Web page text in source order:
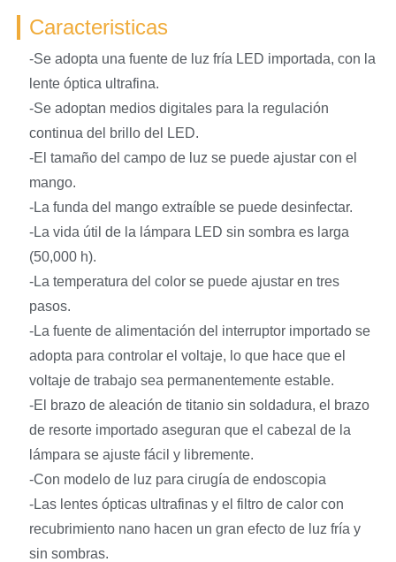
Caracteristicas
-Se adopta una fuente de luz fría LED importada, con la
lente óptica ultrafina.
-Se adoptan medios digitales para la regulación
continua del brillo del LED.
-El tamaño del campo de luz se puede ajustar con el
mango.
-La funda del mango extraíble se puede desinfectar.
-La vida útil de la lámpara LED sin sombra es larga
(50,000 h).
-La temperatura del color se puede ajustar en tres
pasos.
-La fuente de alimentación del interruptor importado se
adopta para controlar el voltaje, lo que hace que el
voltaje de trabajo sea permanentemente estable.
-El brazo de aleación de titanio sin soldadura, el brazo
de resorte importado aseguran que el cabezal de la
lámpara se ajuste fácil y libremente.
-Con modelo de luz para cirugía de endoscopia
-Las lentes ópticas ultrafinas y el filtro de calor con
recubrimiento nano hacen un gran efecto de luz fría y
sin sombras.